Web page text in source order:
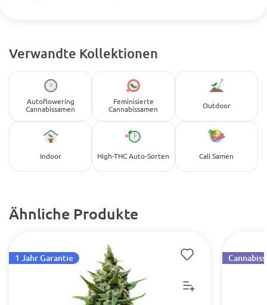
Verwandte Kollektionen
Autoflowering
Cannabissamen
Feminisierte
Cannabissamen
Outdoor
Indoor High-THC Auto-Sorten Cali Samen
Ähnliche Produkte
1 Jahr Garantie